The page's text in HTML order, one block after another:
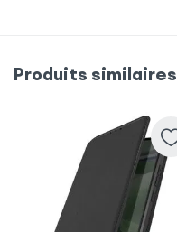
Samsung Galaxy
Samsung Galaxy S9
Samsung Galaxy
Produits similaires